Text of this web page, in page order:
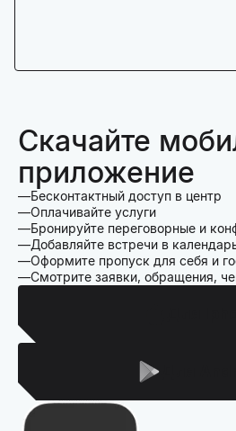
Скачайте
приложение
Бесконтактный доступ в центр
Оплачивайте услуги
Бронируйте переговорные и
Добавляйте встречи в
Оформите пропуск для себя и
Смотрите заявки, обращения,